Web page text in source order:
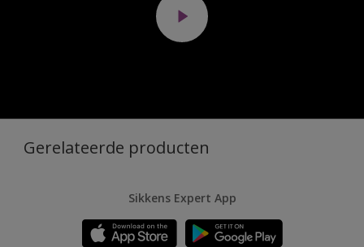
Gerelateerde producten
Sikkens Expert App